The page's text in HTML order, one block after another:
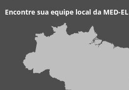
Encontre sua equipe local da MED-EL